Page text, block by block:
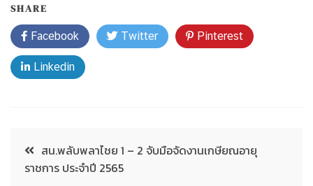
SHARE
Facebook Twitter Pinterest
Linkedin
สน.พลับพลาไชย 1 – 2 จับมือจัดงานเกษียณอายุ
ราชการ ประจำปี 2565